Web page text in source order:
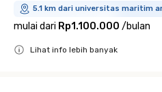
5.1 km dari universitas maritim
mulai dari Rp1.100.000 /bulan
Lihat info lebih banyak